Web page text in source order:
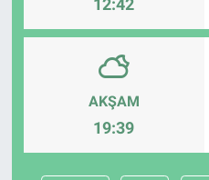
12:42
AKŞAM
19:39